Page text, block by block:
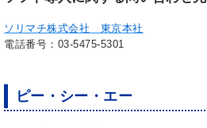
ソリマチ株式会社 東京本社
電話番号：03-5475-5301
ピー・シー・エー